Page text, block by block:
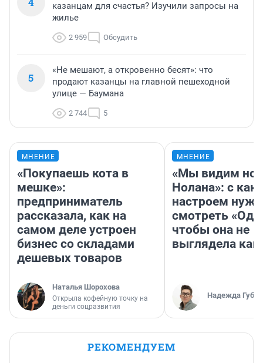
казанцам для счастья? Изучили запросы на
жилье
2 959 Обсудить
5
«Не мешают, а откровенно бесят»: что
продают казанцы на главной пешеходной
улице — Баумана
2 744 5
МНЕНИЕ
«Покупаешь кота в
мешке»:
предприниматель
рассказала, как на
самом деле устроен
бизнес со складами
дешевых товаров
Наталья Шорохова
Открыла кофейную точку на
деньги соцразвития
МНЕНИЕ
«Мы видим
Нолана»: с
настроем
смотреть
чтобы она не
выглядела как
Надежда
РЕКОМЕНДУЕМ